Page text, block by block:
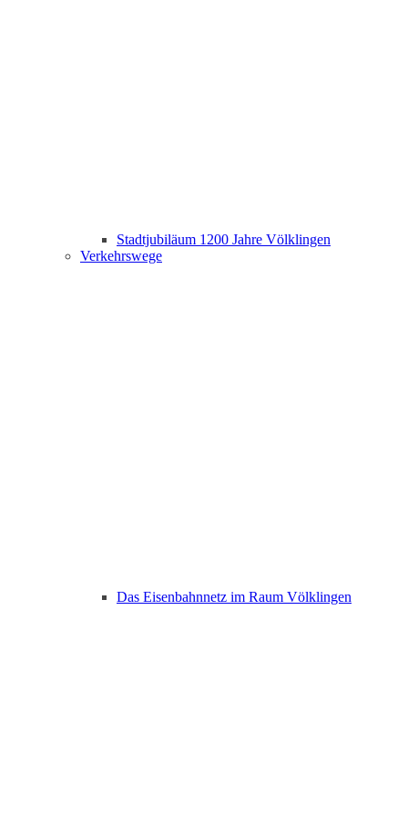
Stadtjubiläum 1200 Jahre Völklingen
Verkehrswege
Das Eisenbahnnetz im Raum Völklingen